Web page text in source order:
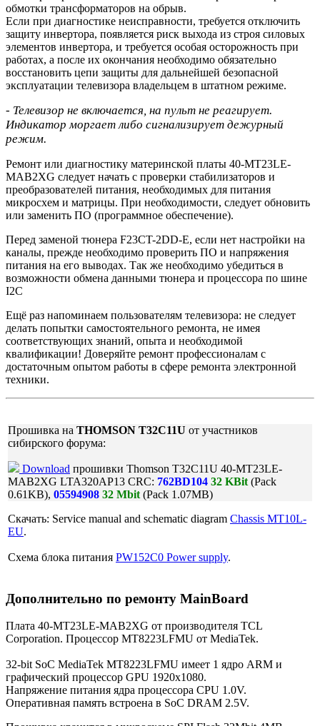
обмотки трансформаторов на обрыв.
Если при диагностике неисправности, требуется отключить
защиту инвертора, появляется риск выхода из строя силовых
элементов инвертора, и требуется особая осторожность при
работах, а после их окончания необходимо обязательно
восстановить цепи защиты для дальнейшей безопасной
эксплуатации телевизора владельцем в штатном режиме.
- Телевизор не включается, на пульт не реагирует.
Индикатор моргает либо сигнализирует дежурный
режим.
Ремонт или диагностику материнской платы 40-MT23LE-
MAB2XG следует начать с проверки стабилизаторов и
преобразователей питания, необходимых для питания
микросхем и матрицы. При необходимости, следует обновить
или заменить ПО (программное обеспечение).
Перед заменой тюнера F23CT-2DD-E, если нет настройки на
каналы, прежде необходимо проверить ПО и напряжения
питания на его выводах. Так же необходимо убедиться в
возможности обмена данными тюнера и процессора по шине
I2C
Ещё раз напоминаем пользователям телевизора: не следует
делать попытки самостоятельного ремонта, не имея
соответствующих знаний, опыта и необходимой
квалификации! Доверяйте ремонт профессионалам с
достаточным опытом работы в сфере ремонта электронной
техники.
Прошивка на THOMSON T32C11U от участников
сибирского форума:
Download прошивки Thomson T32C11U 40-MT23LE-
MAB2XG LTA320AP13 CRC: 762BD104 32 KBit (Pack
0.61KB), 05594908 32 Mbit (Pack 1.07MB)
Cкачать: Service manual and schematic diagram Chassis MT10L-
EU.
Схема блока питания PW152C0 Power supply.
Дополнительно по ремонту MainBoard
Плата 40-MT23LE-MAB2XG от производителя TCL
Corporation. Процессор MT8223LFMU от MediaTek.
32-bit SoC MediaTek MT8223LFMU имеет 1 ядро ARM и
графический процессор GPU 1920x1080.
Напряжение питания ядра процессора CPU 1.0V.
Оперативная память встроена в SoC DRAM 2.5V.